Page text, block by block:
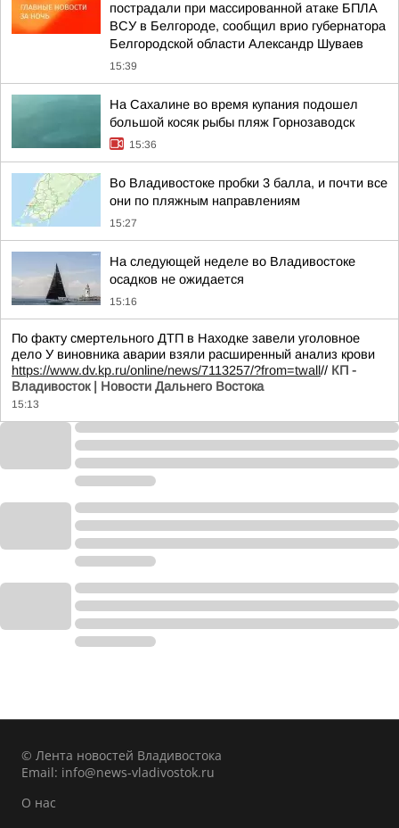
пострадали при массированной атаке БПЛА
ВСУ в Белгороде, сообщил врио губернатора
Белгородской области Александр Шуваев
15:39
На Сахалине во время купания подошел
большой косяк рыбы пляж Горнозаводск
15:36
Во Владивостоке пробки 3 балла, и почти все
они по пляжным направлениям
15:27
На следующей неделе во Владивостоке
осадков не ожидается
15:16
По факту смертельного ДТП в Находке завели уголовное
дело У виновника аварии взяли расширенный анализ крови
https://www.dv.kp.ru/online/news/7113257/?from=twall// КП -
Владивосток | Новости Дальнего Востока
15:13
© Лента новостей Владивостока
Email: info@news-vladivostok.ru
О нас